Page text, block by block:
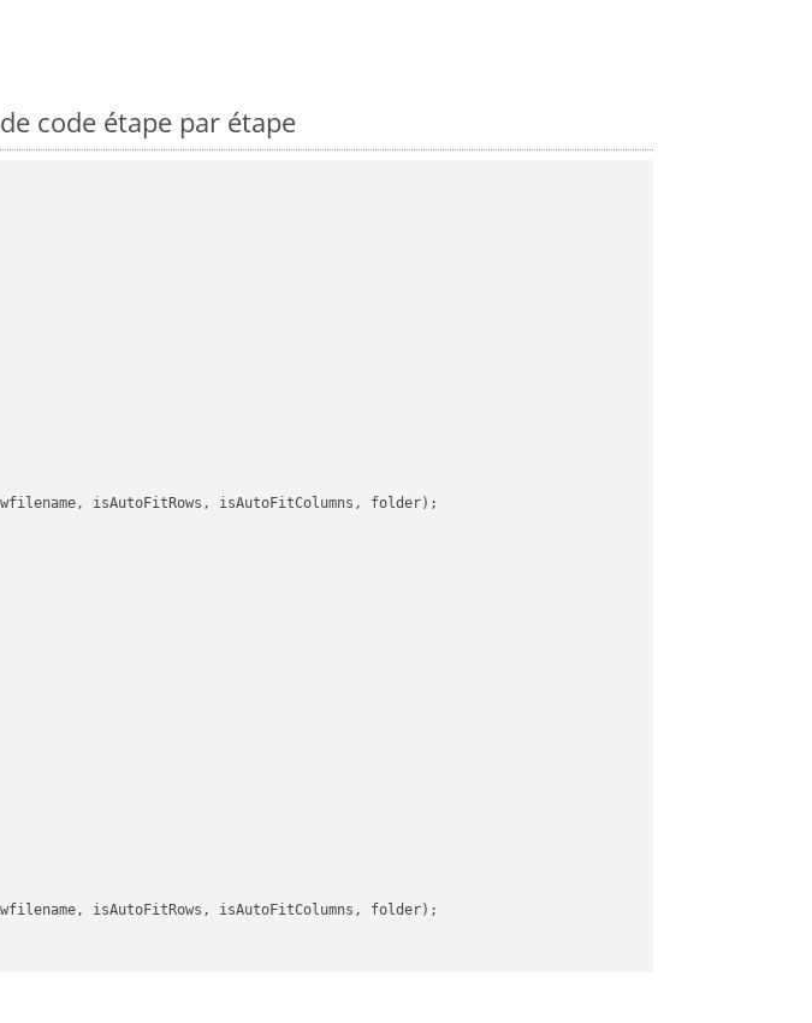
code étape par étape
isAutoFitRows, isAutoFitColumns, folder);
isAutoFitRows, isAutoFitColumns, folder);